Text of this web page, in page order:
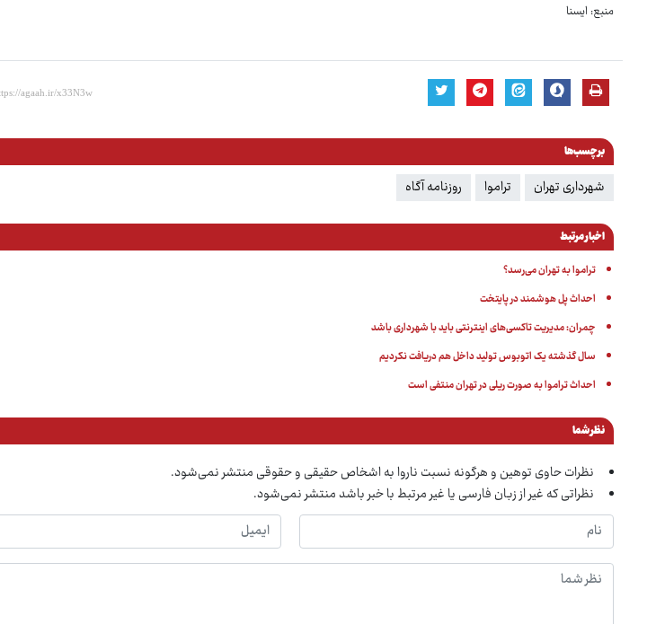
منبع: ایسنا
برچسب‌ها
شهرداری تهران تراموا روزنامه آگاه
اخبار مرتبط
تراموا به تهران می‌رسد؟
احداث پل هوشمند در پایتخت
چمران: مدیریت تاکسی‌های اینترنتی باید با شهرداری باشد
سال گذشته یک اتوبوس تولید داخل هم دریافت نکردیم
احداث تراموا به صورت ریلی در تهران منتفی است
نظر شما
نظرات حاوی توهین و هرگونه نسبت ناروا به اشخاص حقیقی و حقوقی منتشر نمی‌شود.
نظراتی که غیر از زبان فارسی یا غیر مرتبط با خبر باشد منتشر نمی‌شود.